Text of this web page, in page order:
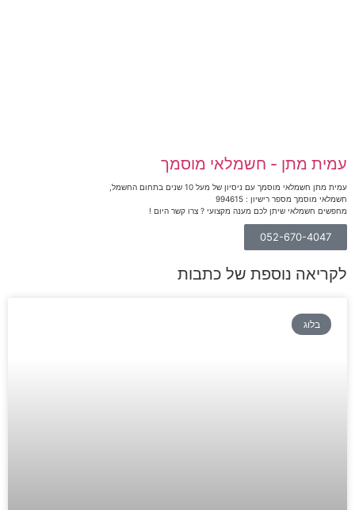
עמית מתן - חשמלאי מוסמך
עמית מתן חשמלאי מוסמך עם ניסיון של מעל 10 שנים בתחום החשמל,
חשמלאי מוסמך מספר רישיון : 994615
מחפשים חשמלאי שיתן לכם מענה מקצועי ? צרו קשר היום !
052-670-4047
לקריאה נוספת של כתבות
בלוג